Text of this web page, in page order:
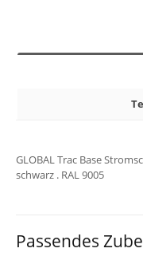
GLOBAL Trac Base
schwarz . RAL 9005
Passendes